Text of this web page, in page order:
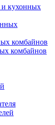
и кухонных
комбайнов
комбайнов